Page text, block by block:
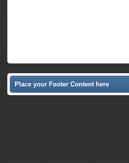
Place your Footer Content here